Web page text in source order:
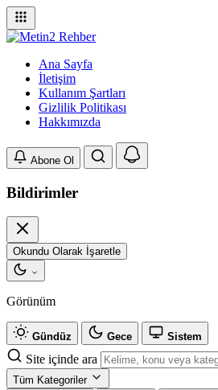
Ana Sayfa
İletişim
Kullanım Şartları
Gizlilik Politikası
Hakkımızda
Abone Ol
Bildirimler
Okundu Olarak İşaretle
Görünüm
Gündüz Gece Sistem
Site içinde ara
Tüm Kategoriler